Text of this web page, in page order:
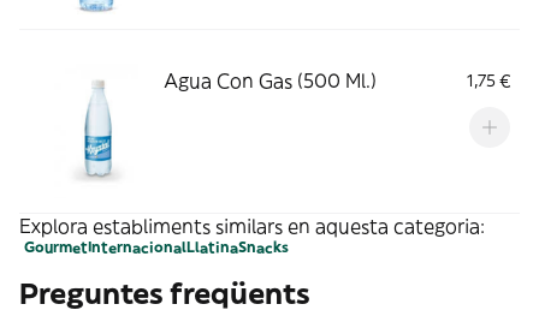
Agua Con Gas (500 Ml.) 1,75 €
Explora establiments similars en aquesta categoria:
GourmetInternacionalLlatinaSnacks
Preguntes freqüents